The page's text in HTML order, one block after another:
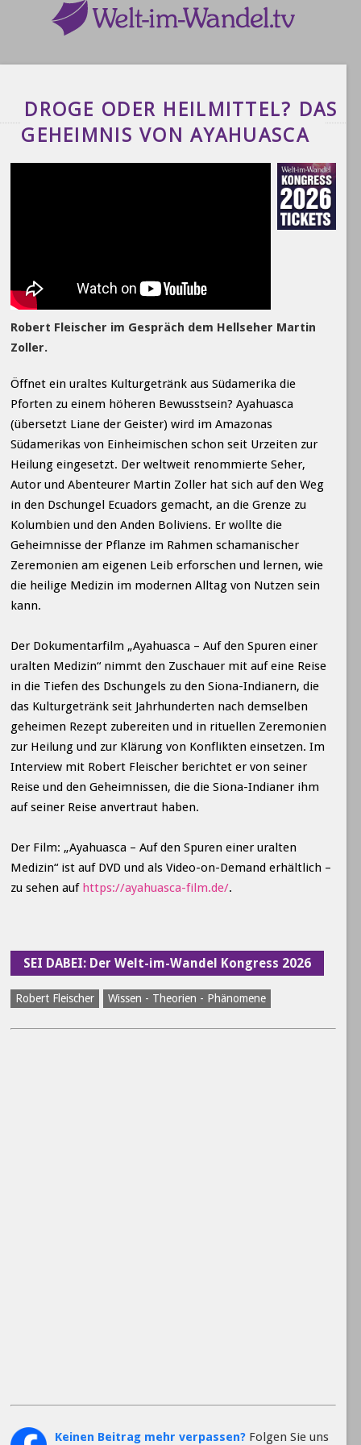
DROGE ODER HEILMITTEL? DAS
GEHEIMNIS VON AYAHUASCA
Robert Fleischer im Gespräch dem Hellseher Martin
Zoller.
Öffnet ein uraltes Kulturgetränk aus Südamerika die
Pforten zu einem höheren Bewusstsein? Ayahuasca
(übersetzt Liane der Geister) wird im Amazonas
Südamerikas von Einheimischen schon seit Urzeiten zur
Heilung eingesetzt. Der weltweit renommierte Seher,
Autor und Abenteurer Martin Zoller hat sich auf den Weg
in den Dschungel Ecuadors gemacht, an die Grenze zu
Kolumbien und den Anden Boliviens. Er wollte die
Geheimnisse der Pflanze im Rahmen schamanischer
Zeremonien am eigenen Leib erforschen und lernen, wie
die heilige Medizin im modernen Alltag von Nutzen sein
kann.
Der Dokumentarfilm „Ayahuasca – Auf den Spuren einer
uralten Medizin“ nimmt den Zuschauer mit auf eine Reise
in die Tiefen des Dschungels zu den Siona-Indianern, die
das Kulturgetränk seit Jahrhunderten nach demselben
geheimen Rezept zubereiten und in rituellen Zeremonien
zur Heilung und zur Klärung von Konflikten einsetzen. Im
Interview mit Robert Fleischer berichtet er von seiner
Reise und den Geheimnissen, die die Siona-Indianer ihm
auf seiner Reise anvertraut haben.
Der Film: „Ayahuasca – Auf den Spuren einer uralten
Medizin“ ist auf DVD und als Video-on-Demand erhältlich –
zu sehen auf https://ayahuasca-film.de/.
SEI DABEI: Der Welt-im-Wandel Kongress 2026
Robert Fleischer Wissen - Theorien - Phänomene
Keinen Beitrag mehr verpassen?Folgen Sie uns